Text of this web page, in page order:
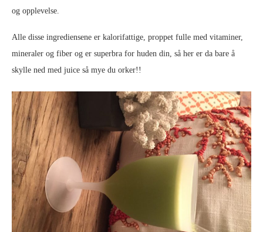
og opplevelse.
Alle disse ingrediensene er kalorifattige, proppet fulle med vitaminer,
mineraler og fiber og er superbra for huden din, så her er da bare å
skylle ned med juice så mye du orker!!